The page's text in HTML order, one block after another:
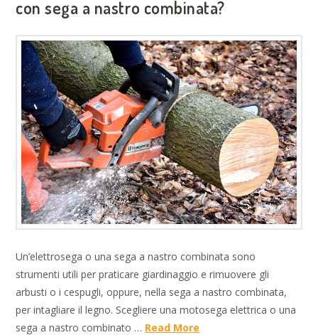
con sega a nastro combinata?
Un’elettrosega o una sega a nastro combinata sono
strumenti utili per praticare giardinaggio e rimuovere gli
arbusti o i cespugli, oppure, nella sega a nastro combinata,
per intagliare il legno. Scegliere una motosega elettrica o una
sega a nastro combinato … Read More